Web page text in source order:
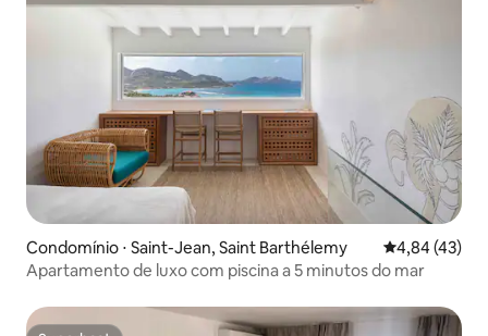
Condomínio ⋅ Saint-Jean, Saint Barthélemy 4,84 de uma
4,84 (43)
Apartamento de luxo com piscina a 5 minutos do mar